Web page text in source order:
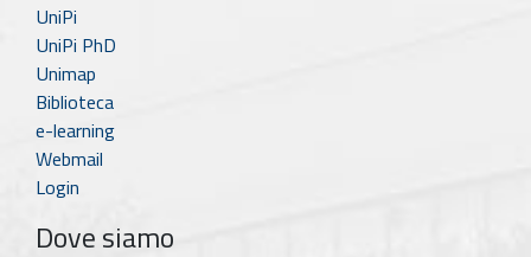
UniPi
UniPi PhD
Unimap
Biblioteca
e-learning
Webmail
Login
Dove siamo